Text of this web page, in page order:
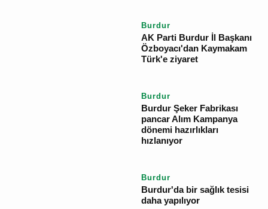
Burdur
AK Parti Burdur İl
Başkanı Özboyacı'dan
Açıklaması
Burdur
AK Parti Burdur İl
ziyaret